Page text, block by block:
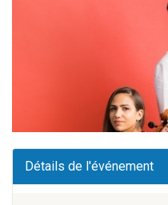
Détails de l'événement